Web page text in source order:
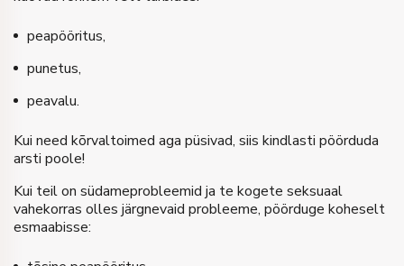
peapööritus,
punetus,
peavalu.
Kui need kõrvaltoimed aga püsivad, siis kindlasti pöörduda
arsti poole!
Kui teil on südameprobleemid ja te kogete seksuaal
vahekorras olles järgnevaid probleeme, pöörduge koheselt
esmaabisse: